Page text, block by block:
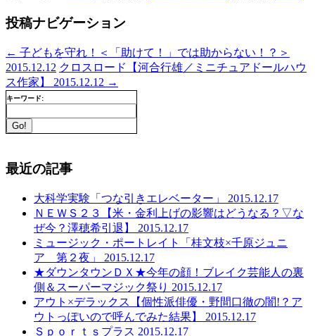
投稿ナビゲーション
← 子どもを守れ！＜「助けて！」では助からない！？＞
2015.12.12 クロスロード【河合行雄／ミニチュアドールハウ
ス作家】 2015.12.12 →
キーワード:
最近の記事
大科学実験「つな引きエレベーター」 2015.12.17
ＮＥＷＳ２３【米・金利上げの影響はどうなる？▽な
ぜ今？澤穂希引退】 2015.12.17
ミュージック・ポートレイト「桂文枝×千原ジュニ
ア 第２夜」 2015.12.17
★ダウンタウンＤＸ★今年の顔！ブレイク芸能人の裏
側＆スーパーマジック祭り 2015.12.17
アウト×デラックス【個性派俳優・野間口徹の闇!？ア
ウトっぽいので呼んでみた結果】 2015.12.17
Ｓｐｏｒｔｓプラス 2015.12.17